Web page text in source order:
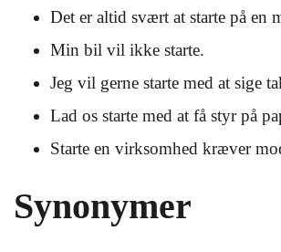
Det er altid svært at starte på en
Min bil vil ikke starte.
Jeg vil gerne starte med at sige
Lad os starte med at få styr på
Starte en virksomhed kræver
Synonymer